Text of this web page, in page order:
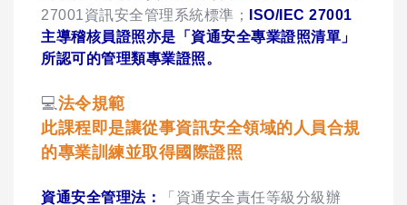
27001資訊安全管理系統標準；
ISO/IEC 27001
主導稽核員證照亦是「資通安全專業證照清單」
所認可的管理類專業證照。
💻 法令規範
此課程即是讓從事資訊安全領域的人員合規
的專業訓練並取得國際證照
資通安全管理法：
「資通安全責任等級分級辦